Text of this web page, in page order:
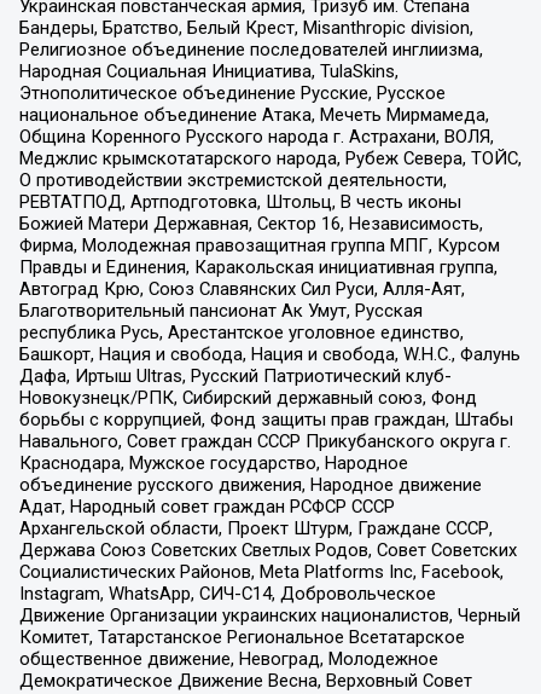
Украинская повстанческая армия, Тризуб им. Степана
Бандеры, Братство, Белый Крест, Misanthropic division,
Религиозное объединение последователей инглиизма,
Народная Социальная Инициатива, TulaSkins,
Этнополитическое объединение Русские, Русское
национальное объединение Атака, Мечеть Мирмамеда,
Община Коренного Русского народа г. Астрахани, ВОЛЯ,
Меджлис крымскотатарского народа, Рубеж Севера, ТОЙС,
О противодействии экстремистской деятельности,
РЕВТАТПОД, Артподготовка, Штольц, В честь иконы
Божией Матери Державная, Сектор 16, Независимость,
Фирма, Молодежная правозащитная группа МПГ, Курсом
Правды и Единения, Каракольская инициативная группа,
Автоград Крю, Союз Славянских Сил Руси, Алля-Аят,
Благотворительный пансионат Ак Умут, Русская
республика Русь, Арестантское уголовное единство,
Башкорт, Нация и свобода, Нация и свобода, W.H.С., Фалунь
Дафа, Иртыш Ultras, Русский Патриотический клуб-
Новокузнецк/РПК, Сибирский державный союз, Фонд
борьбы с коррупцией, Фонд защиты прав граждан, Штабы
Навального, Совет граждан СССР Прикубанского округа г.
Краснодара, Мужское государство, Народное
объединение русского движения, Народное движение
Адат, Народный совет граждан РСФСР СССР
Архангельской области, Проект Штурм, Граждане СССР,
Держава Союз Советских Светлых Родов, Совет Советских
Социалистических Районов, Meta Platforms Inc, Facebook,
Instagram, WhatsApp, СИЧ-С14, Добровольческое
Движение Организации украинских националистов, Черный
Комитет, Татарстанское Региональное Всетатарское
общественное движение, Невоград, Молодежное
Демократическое Движение Весна, Верховный Совет